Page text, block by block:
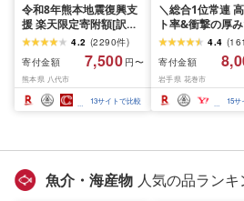
令和8年熊本地震復興支
援 楽天限定寄附額[訳あ
り]牛タン 500g〜2kg 肉
牛肉 訳あり 牛タン 冷凍
小分け 厚切り 薄切り 食
べ比べ 500g 1kg 1.5kg
2kg 牛 人気 ビーフ 牛た
ん ふるさと納税 ランキ
4.2 (2290件)
寄付金額
7,500 円〜
熊本県 八代市
13サイトで比較
＼総合1位常連
ト率&衝撃の厚
厚切り牛タン 塩
ピード発送!!10営
内発送≫ 選べる
500g / 1kg 定期
届く 牛肉 肉
と 人気 ランキン
4.4 (
寄付金額
岩手県 花巻市
15サ
魚介・海産物 人気の品ランキ